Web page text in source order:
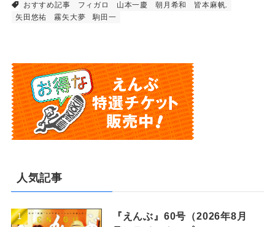
おすすめ記事
フィガロ 山本一慶 朝月希和
皆本麻帆.
矢田悠祐
霧矢大夢 駒田一
人気記事
『えんぶ』60号（2026年8月